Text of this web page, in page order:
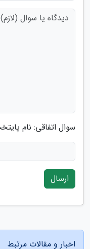
سوال اتفاقی: نام
ارسال
اخبار و مقالات مرتبط